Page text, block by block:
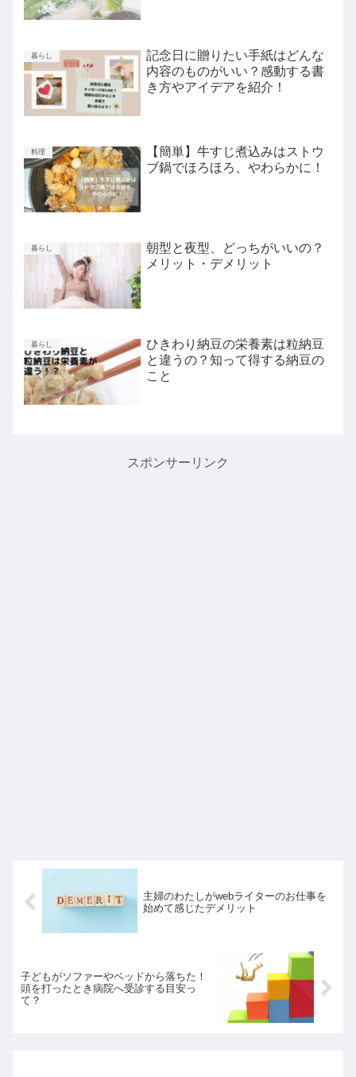
暮らし
記念日に贈りたい手紙はどんな
内容のものがいい？感動する書
き方やアイデアを紹介！
料理
【簡単】牛すじ煮込みはストウ
ブ鍋でほろほろ、やわらかに！
暮らし
朝型と夜型、どっちがいいの？
メリット・デメリット
暮らし
ひきわり納豆の栄養素は粒納豆
と違うの？知って得する納豆の
こと
スポンサーリンク
主婦のわたしがwebライターのお仕事を
始めて感じたデメリット
子どもがソファーやベッドから落ちた！
頭を打ったとき病院へ受診する目安っ
て？